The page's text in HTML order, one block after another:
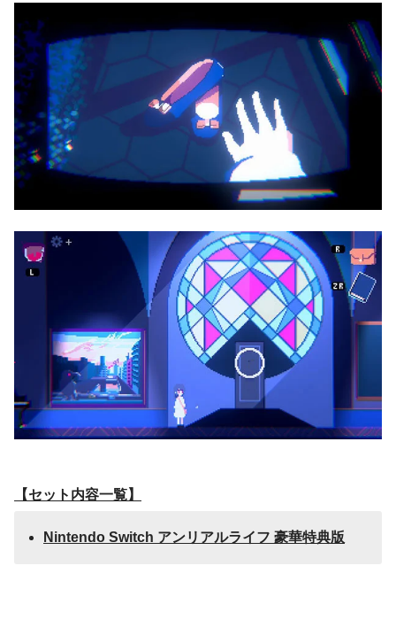
【セット内容一覧】
Nintendo Switch アンリアルライフ 豪華特典版